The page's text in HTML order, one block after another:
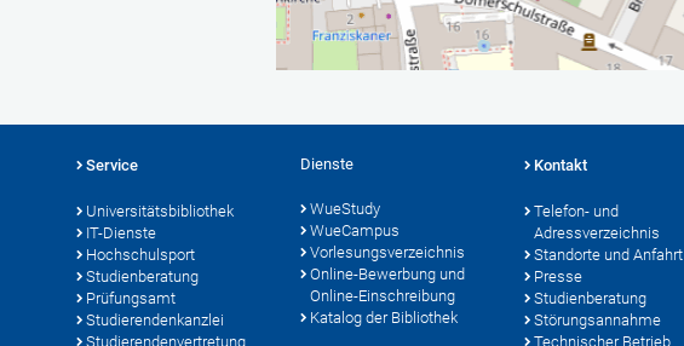
Service
Universitätsbibliothek
IT-Dienste
Hochschulsport
Studienberatung
Prüfungsamt
Studierendenkanzlei
Studierendenvertretung
Dienste
WueStudy
WueCampus
Vorlesungsverzeichnis
Online-Bewerbung und
Online-Einschreibung
Katalog der Bibliothek
Kontakt
Telefon- und
Adressverzeichnis
Standorte und Anfahrt
Presse
Studienberatung
Störungsannahme
Technischer Betrieb